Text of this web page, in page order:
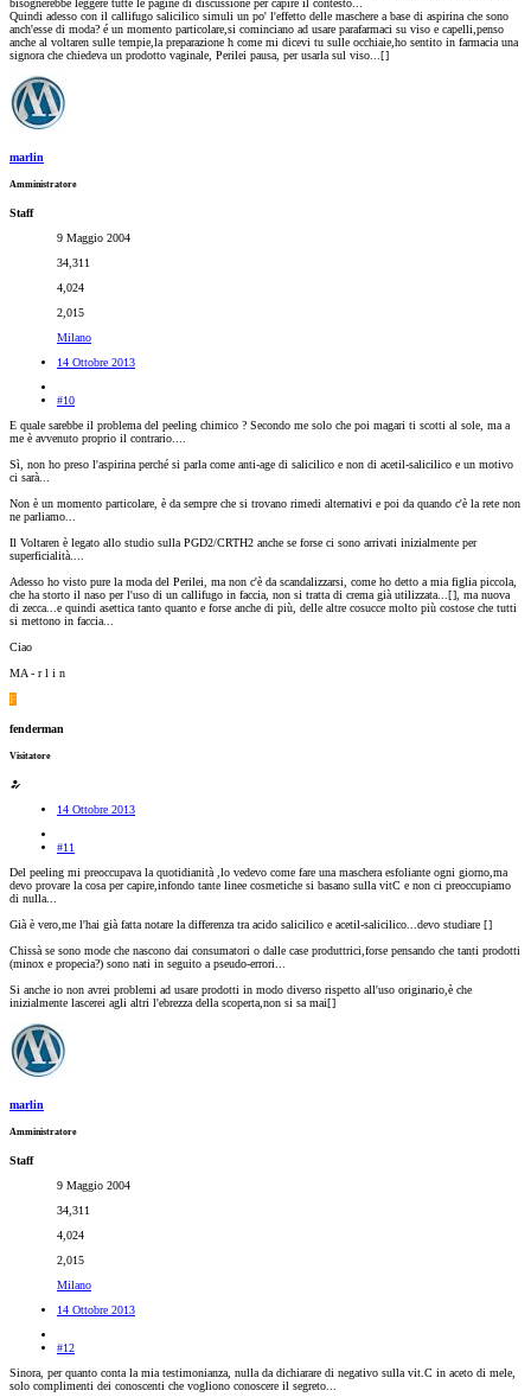
bisognerebbe leggere tutte le pagine di discussione per capire il contesto...
Quindi adesso con il callifugo salicilico simuli un po' l'effetto delle maschere a base di aspirina che sono
anch'esse di moda? é un momento particolare,si cominciano ad usare parafarmaci su viso e capelli,penso
anche al voltaren sulle tempie,la preparazione h come mi dicevi tu sulle occhiaie,ho sentito in farmacia una
signora che chiedeva un prodotto vaginale, Perilei pausa, per usarla sul viso...[]
marlin
Amministratore
Staff
9 Maggio 2004
34,311
4,024
2,015
Milano
14 Ottobre 2013
#10
E quale sarebbe il problema del peeling chimico ? Secondo me solo che poi magari ti scotti al sole, ma a
me è avvenuto proprio il contrario....
Sì, non ho preso l'aspirina perché si parla come anti-age di salicilico e non di acetil-salicilico e un motivo
ci sarà...
Non è un momento particolare, è da sempre che si trovano rimedi alternativi e poi da quando c'è la rete non
ne parliamo...
Il Voltaren è legato allo studio sulla PGD2/CRTH2 anche se forse ci sono arrivati inizialmente per
superficialità....
Adesso ho visto pure la moda del Perilei, ma non c'è da scandalizzarsi, come ho detto a mia figlia piccola,
che ha storto il naso per l'uso di un callifugo in faccia, non si tratta di crema già utilizzata...[], ma nuova
di zecca...e quindi asettica tanto quanto e forse anche di più, delle altre cosucce molto più costose che tutti
si mettono in faccia...
Ciao
MA - r l i n
F
fenderman
Visitatore
14 Ottobre 2013
#11
Del peeling mi preoccupava la quotidianità ,lo vedevo come fare una maschera esfoliante ogni giorno,ma
devo provare la cosa per capire,infondo tante linee cosmetiche si basano sulla vitC e non ci preoccupiamo
di nulla...
Già è vero,me l'hai già fatta notare la differenza tra acido salicilico e acetil-salicilico...devo studiare []
Chissà se sono mode che nascono dai consumatori o dalle case produttrici,forse pensando che tanti prodotti
(minox e propecia?) sono nati in seguito a pseudo-errori...
Si anche io non avrei problemi ad usare prodotti in modo diverso rispetto all'uso originario,è che
inizialmente lascerei agli altri l'ebrezza della scoperta,non si sa mai[]
marlin
Amministratore
Staff
9 Maggio 2004
34,311
4,024
2,015
Milano
14 Ottobre 2013
#12
Sinora, per quanto conta la mia testimonianza, nulla da dichiarare di negativo sulla vit.C in aceto di mele,
solo complimenti dei conoscenti che vogliono conoscere il segreto...